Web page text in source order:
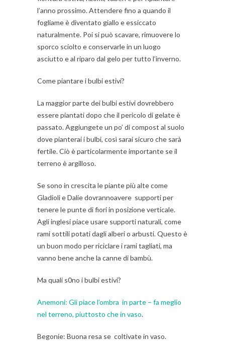
l’anno prossimo. Attendere fino a quando il
fogliame è diventato giallo e essiccato
naturalmente. Poi si può scavare, rimuovere lo
sporco sciolto e conservarle in un luogo
asciutto e al riparo dal gelo per tutto l’inverno.
Come piantare i bulbi estivi?
La maggior parte dei bulbi estivi dovrebbero
essere piantati dopo che il pericolo di gelate è
passato. Aggiungete un po’ di compost al suolo
dove pianterai i bulbi, così sarai sicuro che sarà
fertile. Ciò è particolarmente importante se il
terreno è argilloso.
Se sono in crescita le piante più alte come
Gladioli e Dalie dovrannoavere supporti per
tenere le punte di fiori in posizione verticale.
Agli inglesi piace usare supporti naturali, come
rami sottili potati dagli alberi o arbusti. Questo è
un buon modo per riciclare i rami tagliati, ma
vanno bene anche la canne di bambù.
Ma quali s0no i bulbi estivi?
Anemoni: Gli piace l’ombra in parte – fa meglio
nel terreno, piuttosto che in vaso.
Begonie: Buona resa se coltivate in vaso.